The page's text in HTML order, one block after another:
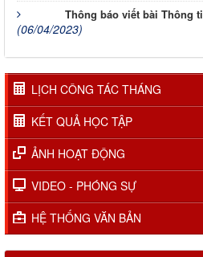
Thông báo viết bài Thông
(06/04/2023)
LỊCH CÔNG TÁC THÁNG
KẾT QUẢ HỌC TẬP
ẢNH HOẠT ĐỘNG
VIDEO - PHÓNG SỰ
HỆ THỐNG VĂN BẢN